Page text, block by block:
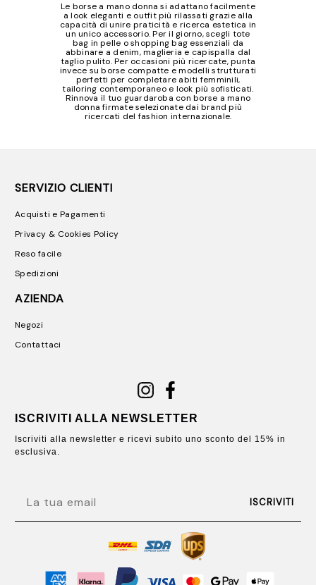
Le borse a mano donna si adattano facilmente
a look eleganti e outfit più rilassati grazie alla
capacità di unire praticità e ricerca estetica in
un unico accessorio. Per il giorno, scegli tote
bag in pelle o shopping bag essenziali da
abbinare a denim, maglieria e capispalla dal
taglio pulito. Per occasioni più ricercate, punta
invece su borse compatte e modelli strutturati
perfetti per completare abiti femminili,
tailoring contemporaneo e look più sofisticati.
Rinnova il tuo guardaroba con borse a mano
donna firmate selezionate dai brand più
ricercati del fashion internazionale.
SERVIZIO CLIENTI
Acquisti e Pagamenti
Privacy & Cookies Policy
Reso facile
Spedizioni
AZIENDA
Negozi
Contattaci
ISCRIVITI ALLA NEWSLETTER
Iscriviti alla newsletter e ricevi subito uno sconto del 15% in
esclusiva.
ISCRIVITI